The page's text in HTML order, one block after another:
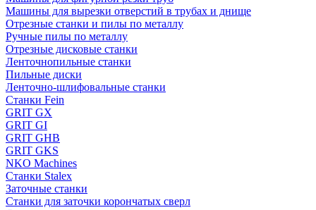
Машины для вырезки отверстий в трубах и днище
Отрезные станки и пилы по металлу
Ручные пилы по металлу
Отрезные дисковые станки
Ленточнопильные станки
Пильные диски
Ленточно-шлифовальные станки
Станки Fein
GRIT GX
GRIT GI
GRIT GHB
GRIT GKS
NKO Machines
Станки Stalex
Заточные станки
Станки для заточки корончатых сверл